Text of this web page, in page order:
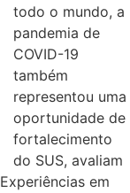
todo o mundo, a
pandemia de
COVID-19
também
representou uma
oportunidade de
fortalecimento
do SUS, avaliam
em